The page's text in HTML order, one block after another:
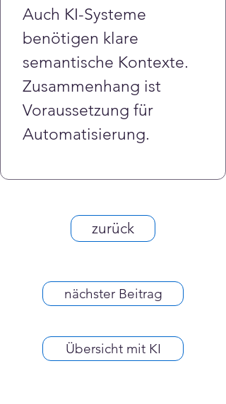
Auch KI-Systeme
benötigen klare
semantische Kontexte.
Zusammenhang ist
Voraussetzung für
Automatisierung.
zurück
nächster Beitrag
Übersicht mit KI